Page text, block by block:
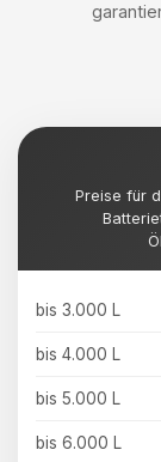
Preise für
bis 3.000 L
bis 4.000 L
bis 5.000 L
bis 6.000 L